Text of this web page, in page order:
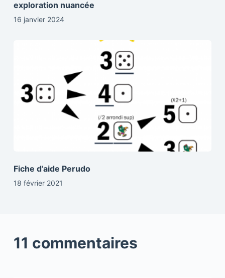
exploration nuancée
16 janvier 2024
Fiche d’aide Perudo
18 février 2021
11 commentaires